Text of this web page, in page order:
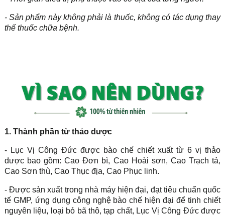
- Sản phẩm này không phải là thuốc, không có tác dụng thay
thế thuốc chữa bệnh.
1. Thành phần từ thảo dược
- Lục Vị Công Đức được bào chế chiết xuất từ 6 vị thảo
dược bao gồm: Cao Đơn bì, Cao Hoài sơn, Cao Trạch tả,
Cao Sơn thù, Cao Thục địa, Cao Phục linh.
- Được sản xuất trong nhà máy hiện đại, đạt tiêu chuẩn quốc
tế GMP, ứng dụng công nghệ bào chế hiện đại để tinh chiết
nguyên liệu, loại bỏ bã thô, tạp chất, Lục Vị Công Đức được